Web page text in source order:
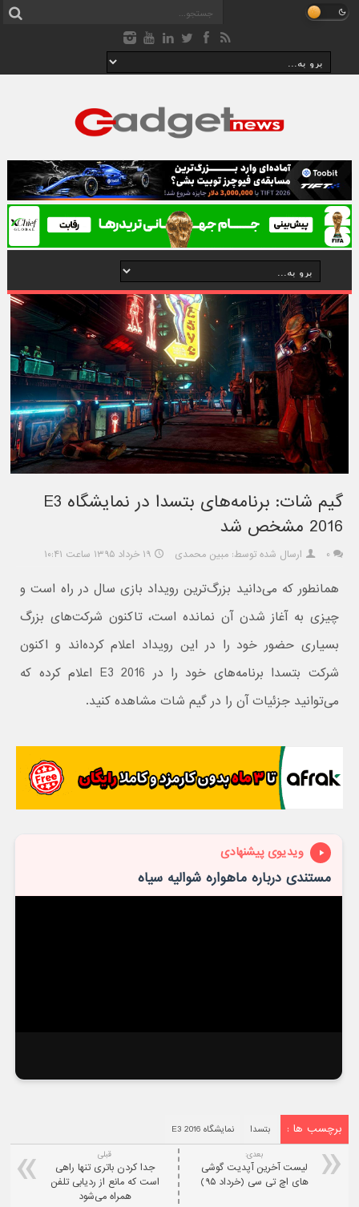
گیم شات: برنامه‌های بتسدا در نمایشگاه E3
2016 مشخص شد
۰ ارسال شده توسط: مبین محمدی ۱۹ خرداد ۱۳۹۵ ساعت ۱۰:۴۱
همانطور که می‌دانید بزرگ‌ترین رویداد بازی سال در راه است و
چیزی به آغاز شدن آن نمانده است، تاکنون شرکت‌های بزرگ
بسیاری حضور خود را در این رویداد اعلام کرده‌اند و اکنون
شرکت بتسدا برنامه‌های خود را در E3 2016 اعلام کرده که
می‌توانید جزئیات آن را در گیم شات مشاهده کنید.
ویدیوی پیشنهادی
مستندی درباره ماهواره شوالیه سیاه
برچسب ها : بتسدا نمایشگاه E3 2016
قبلی
جدا کردن باتری تنها راهی
است که مانع از ردیابی تلفن
همراه می‌شود
بعدی:
لیست آخرین آپدیت گوشی
های اچ تی سی (خرداد ۹۵)